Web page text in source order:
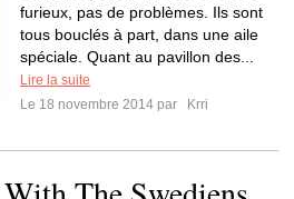
furieux, pas de problèmes. Ils sont
tous bouclés à part, dans une aile
spéciale. Quant au pavillon des...
Lire la suite
Le 18 novembre 2014 par
Krri